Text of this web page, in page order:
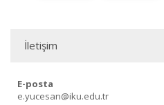
İletişim
E-posta
e.yucesan@iku.edu.tr